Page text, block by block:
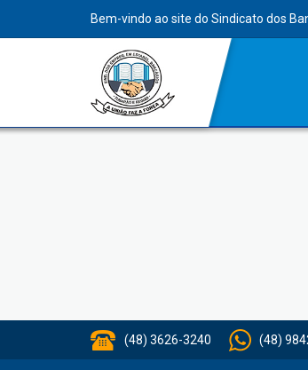
Bem-vindo ao site do Sindicato dos
Meus dados
(48) 3626-3240 (48)